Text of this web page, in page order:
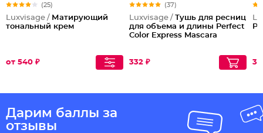
(25)
Luxvisage / Матирующий
тональный крем
от 540 ₽
(37)
Luxvisage / Тушь для ресниц
для объема и длины Perfect
Color Express Mascara
332 ₽
Дарим баллы за
отзывы